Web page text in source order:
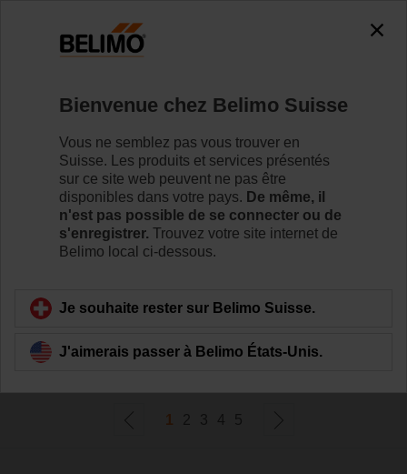
Capteurs en gaine (air)
Belimo propose une vaste gamme de capteurs en gaine
couvrant toutes les valeurs de mesure standards :
détection de température, d’humidité, de point de rosée,
de CO₂, des COV, de pression et de givre.
Pour en savoir plus
Filtrer par
176produits trouvés
1 2 3 4 5
Bienvenue chez Belimo Suisse
Vous ne semblez pas vous trouver en
Suisse. Les produits et services présentés
sur ce site web peuvent ne pas être
disponibles dans votre pays. De même, il
n'est pas possible de se connecter ou de
s'enregistrer. Trouvez votre site internet de
Belimo local ci-dessous.
Je souhaite rester sur Belimo Suisse.
J'aimerais passer à Belimo États-Unis.